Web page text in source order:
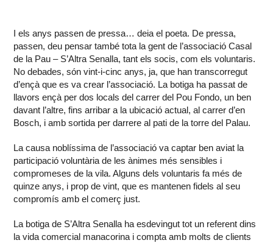
I els anys passen de pressa… deia el poeta. De pressa,
passen, deu pensar també tota la gent de l’associació Casal
de la Pau – S’Altra Senalla, tant els socis, com els voluntaris.
No debades, són vint-i-cinc anys, ja, que han transcorregut
d’ençà que es va crear l’associació. La botiga ha passat de
llavors ençà per dos locals del carrer del Pou Fondo, un ben
davant l’altre, fins arribar a la ubicació actual, al carrer d’en
Bosch, i amb sortida per darrere al pati de la torre del Palau.
La causa noblíssima de l’associació va captar ben aviat la
participació voluntària de les ànimes més sensibles i
compromeses de la vila. Alguns dels voluntaris fa més de
quinze anys, i prop de vint, que es mantenen fidels al seu
compromís amb el comerç just.
La botiga de S’Altra Senalla ha esdevingut tot un referent dins
la vida comercial manacorina i compta amb molts de clients